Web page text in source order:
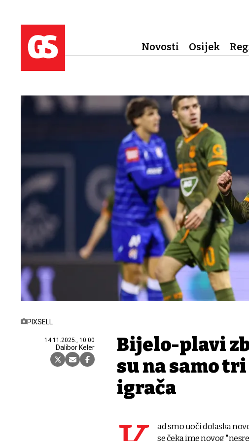
Novosti Osijek
PIXSELL
14.11.2025., 10:00
Dalibor Keler
Bijelo-plavi
su na samo
igrača
ad smo uoči dolaska
se čeka ime novog